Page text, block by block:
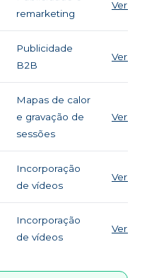
remarketing
Ver
Publicidade
B2B
Ver
Mapas de calor
e gravação de
sessões
Ver
Incorporação
de vídeos
Ver
Incorporação
de vídeos
Ver